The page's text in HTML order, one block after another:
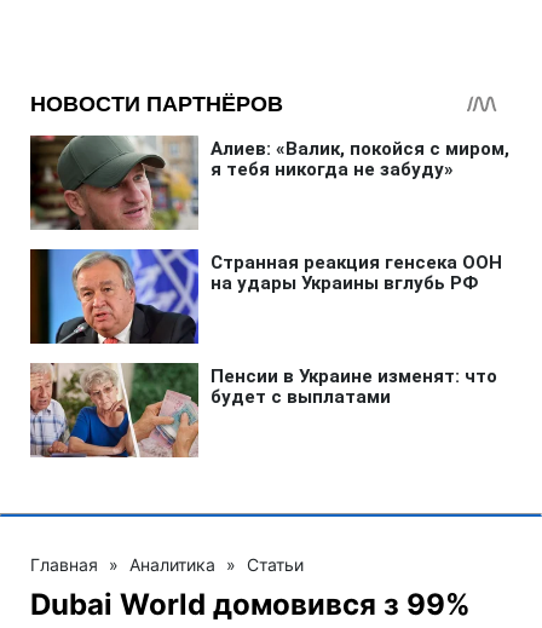
Главная » Аналитика » Статьи
Dubai World домовився з 99%